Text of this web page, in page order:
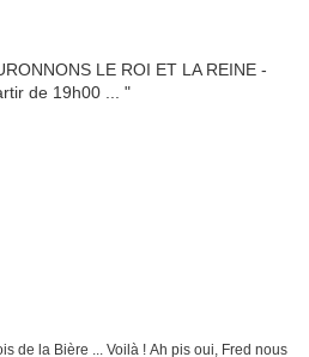
de la Bière ... Voilà ! Ah pis oui, Fred nous